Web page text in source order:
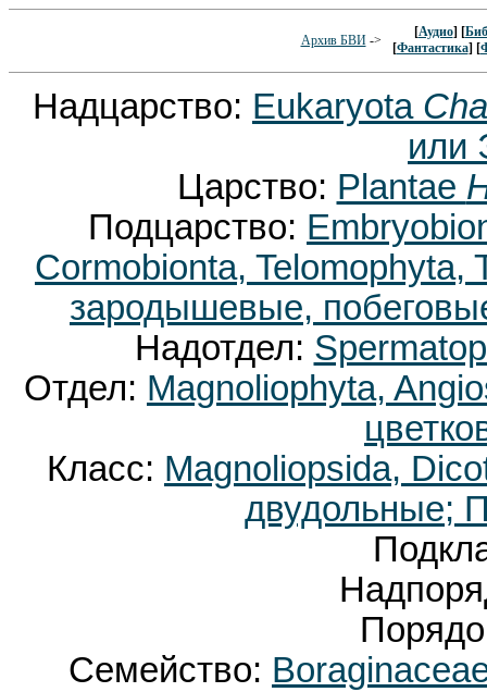
Архив БВИ->
[Аудио] [
[Фантастика] [
Надцарство: Eukaryota
или
Царство: Plantae
Подцарство:
Cormobionta,
зародышевые,
Надотдел:
Отдел: Magnoliophyta,
Класс: Magnoliopsida,
двудольные;
Семейство: